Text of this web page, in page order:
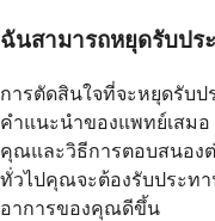
ฉันสามารถหยุดรับปร
การตัดสินใจที่จะหยุดรับป
คำแนะนำของแพทย์เสมอ
คุณและวิธีการตอบสนอง
ทั่วไปคุณจะต้องรับประทา
อาการของคุณดีขึ้น